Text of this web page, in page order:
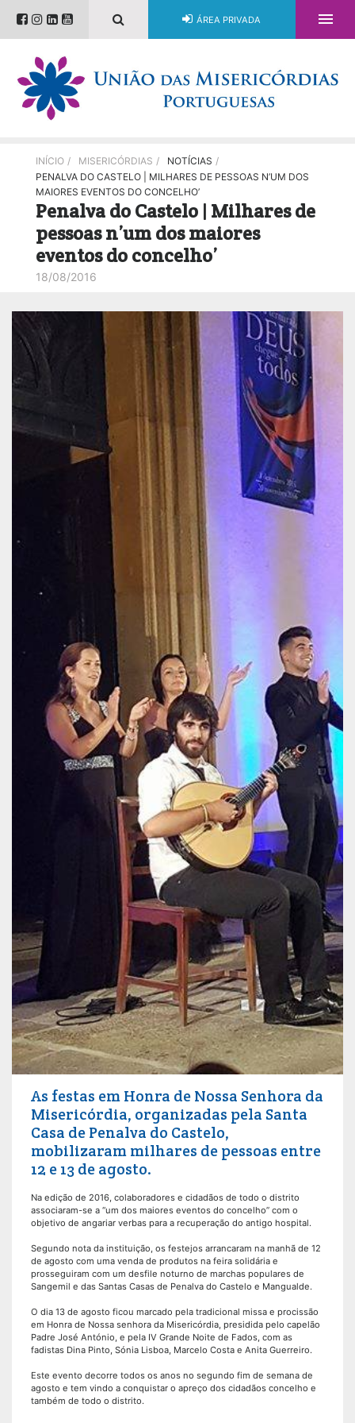
ÁREA PRIVADA 
INÍCIO / MISERICÓRDIAS / NOTÍCIAS /
PENALVA DO CASTELO | MILHARES DE PESSOAS N’UM DOS
MAIORES EVENTOS DO CONCELHO’
Penalva do Castelo | Milhares de
pessoas n’um dos maiores
eventos do concelho’
18/08/2016
As festas em Honra de Nossa Senhora da
Misericórdia, organizadas pela Santa
Casa de Penalva do Castelo,
mobilizaram milhares de pessoas entre
12 e 13 de agosto.
Na edição de 2016, colaboradores e cidadãos de todo o distrito
associaram-se a “um dos maiores eventos do concelho” com o
objetivo de angariar verbas para a recuperação do antigo hospital.
Segundo nota da instituição, os festejos arrancaram na manhã de 12
de agosto com uma venda de produtos na feira solidária e
prosseguiram com um desfile noturno de marchas populares de
Sangemil e das Santas Casas de Penalva do Castelo e Mangualde.
O dia 13 de agosto ficou marcado pela tradicional missa e procissão
em Honra de Nossa senhora da Misericórdia, presidida pelo capelão
Padre José António, e pela IV Grande Noite de Fados, com as
fadistas Dina Pinto, Sónia Lisboa, Marcelo Costa e Anita Guerreiro.
Este evento decorre todos os anos no segundo fim de semana de
agosto e tem vindo a conquistar o apreço dos cidadãos concelho e
também de todo o distrito.